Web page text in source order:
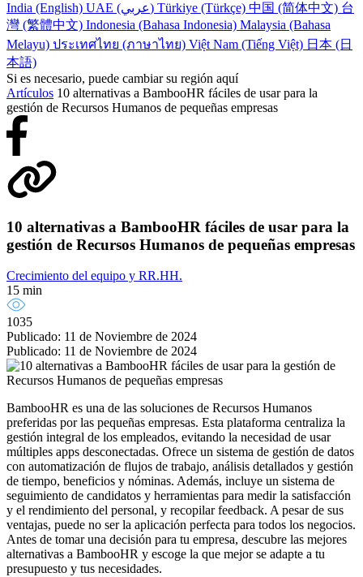
India (English)
UAE (عربي) Türkiye (Türkçe) 中国 (简体中文) 台
灣 (繁體中文) Indonesia (Bahasa Indonesia) Malaysia (Bahasa
Melayu) ประเทศไทย (ภาษาไทย) Việt Nam (Tiếng Việt) 日本 (日
本語)
Si es necesario, puede cambiar su región aquí
Artículos 10 alternativas a BambooHR fáciles de usar para la
gestión de Recursos Humanos de pequeñas empresas
10 alternativas a BambooHR fáciles de usar para la
gestión de Recursos Humanos de pequeñas empresas
Crecimiento del equipo y RR.HH.
15 min
1035
Publicado: 11 de Noviembre de 2024
Publicado: 11 de Noviembre de 2024
BambooHR es una de las soluciones de Recursos Humanos
preferidas por las pequeñas empresas. Esta plataforma centraliza la
gestión integral de los empleados, evitando la necesidad de usar
múltiples apps desconectadas. Ofrece un sistema de gestión de datos
con automatización de flujos de trabajo, análisis detallados y gestión
de tiempo, beneficios y nóminas. Además, incluye un sistema de
seguimiento de candidatos y herramientas para medir la satisfacción
y el rendimiento del personal, y recopilar feedback. A pesar de sus
ventajas, puede no ser la aplicación perfecta para todos los negocios.
Antes de tomar una decisión para tu empresa, descubre las mejores
alternativas a BambooHR y escoge la que mejor se adapte a tu
presupuesto y tus necesidades.